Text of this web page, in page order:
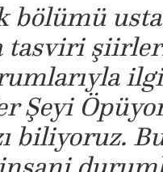
bölümü
tasviri
Şeyi
biliyoruz.